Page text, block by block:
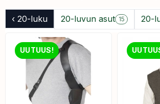
‹ 20-luku 20-luvun asut 15 20-
UUTUUS!